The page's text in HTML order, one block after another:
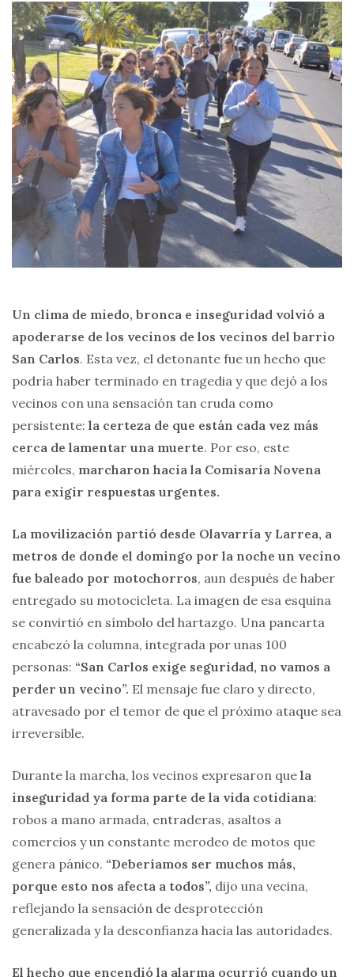
Un clima de miedo, bronca e inseguridad volvió a
apoderarse de los vecinos de los vecinos del barrio
San Carlos. Esta vez, el detonante fue un hecho que
podría haber terminado en tragedia y que dejó a los
vecinos con una sensación tan cruda como
persistente: la certeza de que están cada vez más
cerca de lamentar una muerte. Por eso, este
miércoles, marcharon hacia la Comisaría Novena
para exigir respuestas urgentes.
La movilización partió desde Olavarría y Larrea, a
metros de donde el domingo por la noche un vecino
fue baleado por motochorros, aun después de haber
entregado su motocicleta. La imagen de esa esquina
se convirtió en símbolo del hartazgo. Una pancarta
encabezó la columna, integrada por unas 100
personas: “San Carlos exige seguridad, no vamos a
perder un vecino”. El mensaje fue claro y directo,
atravesado por el temor de que el próximo ataque sea
irreversible.
Durante la marcha, los vecinos expresaron que la
inseguridad ya forma parte de la vida cotidiana:
robos a mano armada, entraderas, asaltos a
comercios y un constante merodeo de motos que
genera pánico. “Deberíamos ser muchos más,
porque esto nos afecta a todos”, dijo una vecina,
reflejando la sensación de desprotección
generalizada y la desconfianza hacia las autoridades.
El hecho que encendió la alarma ocurrió cuando un